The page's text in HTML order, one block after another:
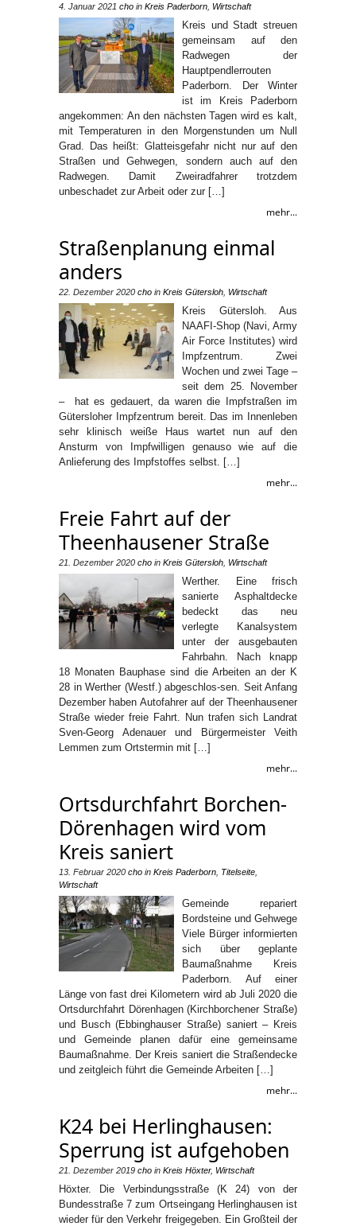
4. Januar 2021 cho in Kreis Paderborn Wirtschaft
Kreis und Stadt streuen
gemeinsam auf den
Radwegen der
Hauptpendlerrouten
Paderborn. Der Winter
ist im Kreis Paderborn
angekommen: An den nächsten Tagen wird es kalt,
mit Temperaturen in den Morgenstunden um Null
Grad. Das heißt: Glatteisgefahr nicht nur auf den
Straßen und Gehwegen, sondern auch auf den
Radwegen. Damit Zweiradfahrer trotzdem
unbeschadet zur Arbeit oder zur […]
mehr...
Straßenplanung einmal
anders
22. Dezember 2020 cho in Kreis Gütersloh Wirtschaft
Kreis Gütersloh. Aus
NAAFI-Shop (Navi, Army
Air Force Institutes) wird
Impfzentrum. Zwei
Wochen und zwei Tage –
seit dem 25. November
– hat es gedauert, da waren die Impfstraßen im
Gütersloher Impfzentrum bereit. Das im Innenleben
sehr klinisch weiße Haus wartet nun auf den
Ansturm von Impfwilligen genauso wie auf die
Anlieferung des Impfstoffes selbst. […]
mehr...
Freie Fahrt auf der
Theenhausener Straße
21. Dezember 2020 cho in Kreis Gütersloh Wirtschaft
Werther. Eine frisch
sanierte Asphaltdecke
bedeckt das neu
verlegte Kanalsystem
unter der ausgebauten
Fahrbahn. Nach knapp
18 Monaten Bauphase sind die Arbeiten an der K
28 in Werther (Westf.) abgeschlos-sen. Seit Anfang
Dezember haben Autofahrer auf der Theenhausener
Straße wieder freie Fahrt. Nun trafen sich Landrat
Sven-Georg Adenauer und Bürgermeister Veith
Lemmen zum Ortstermin mit […]
mehr...
Ortsdurchfahrt Borchen-
Dörenhagen wird vom
Kreis saniert
13. Februar 2020 cho in Kreis Paderborn Titelseite
Wirtschaft
Gemeinde repariert
Bordsteine und Gehwege
Viele Bürger informierten
sich über geplante
Baumaßnahme Kreis
Paderborn. Auf einer
Länge von fast drei Kilometern wird ab Juli 2020 die
Ortsdurchfahrt Dörenhagen (Kirchborchener Straße)
und Busch (Ebbinghauser Straße) saniert – Kreis
und Gemeinde planen dafür eine gemeinsame
Baumaßnahme. Der Kreis saniert die Straßendecke
und zeitgleich führt die Gemeinde Arbeiten […]
mehr...
K24 bei Herlinghausen:
Sperrung ist aufgehoben
21. Dezember 2019 cho in Kreis Höxter, Wirtschaft
Höxter. Die Verbindungsstraße (K 24) von der
Bundesstraße 7 zum Ortseingang Herlinghausen ist
wieder für den Verkehr freigegeben. Ein Großteil der